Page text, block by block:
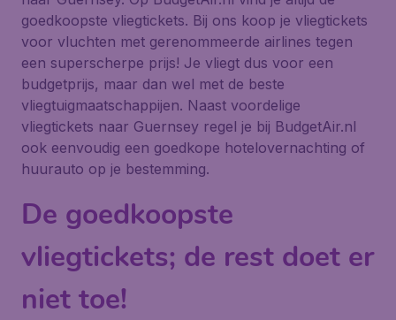
goedkoopste vliegtickets. Bij ons koop je vliegtickets
voor vluchten met gerenommeerde airlines tegen
een superscherpe prijs! Je vliegt dus voor een
budgetprijs, maar dan wel met de beste
vliegtuigmaatschappijen. Naast voordelige
vliegtickets naar Guernsey regel je bij BudgetAir.nl
ook eenvoudig een goedkope hotelovernachting of
huurauto op je bestemming.
De goedkoopste
vliegtickets; de rest doet er
niet toe!